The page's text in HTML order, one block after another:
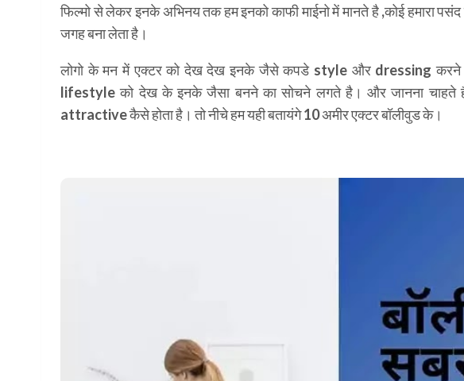
फिल्मो से लेकर इनके अभिनय तक हम इनको काफी माईनो में मानते है ,कोई हमारा
जगह बना लेता है।
लोगो के मन में एक्टर को देख देख इनके जैसे कपडेstyle और dressing करने
lifestyle को देख के इनके जैसा बनने का सोचने लगते है। और जानना चाहते
attractiveकैसे होता है। तो नीचे हम यही बतायंगे 10 अमीर एक्टर बॉलीवुड के।